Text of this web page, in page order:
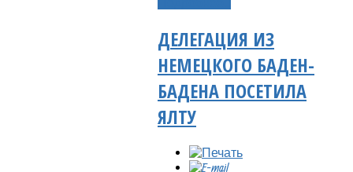
ДЕЛЕГАЦИЯ ИЗ
НЕМЕЦКОГО БАДЕН-
БАДЕНА ПОСЕТИЛА
ЯЛТУ